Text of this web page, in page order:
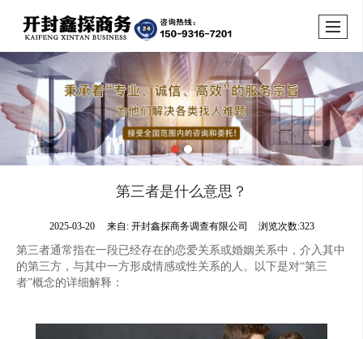
第三者是什么意思？
2025-03-20 来自: 开封鑫探商务调查有限公司 浏览次数:323
第三者通常指在一段已经存在的恋爱关系或婚姻关系中，介入其中
的第三方，与其中一方形成情感或性关系的人。以下是对“第三
者”概念的详细解释：